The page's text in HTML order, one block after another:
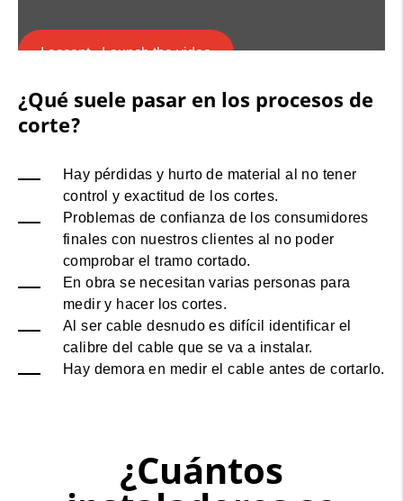
I accept - Launch the video
Cookie consent
¿Qué suele pasar en los procesos de
corte?
Hay pérdidas y hurto de material al no tener
control y exactitud de los cortes.
Problemas de confianza de los consumidores
finales con nuestros clientes al no poder
comprobar el tramo cortado.
En obra se necesitan varias personas para
medir y hacer los cortes.
Al ser cable desnudo es difícil identificar el
calibre del cable que se va a instalar.
Hay demora en medir el cable antes de cortarlo.
¿Cuántos